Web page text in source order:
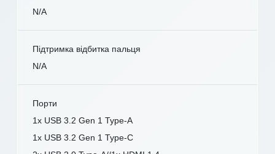
N/A
Підтримка відбитка пальця
N/A
Порти
1x USB 3.2 Gen 1 Type-A
1x USB 3.2 Gen 1 Type-C